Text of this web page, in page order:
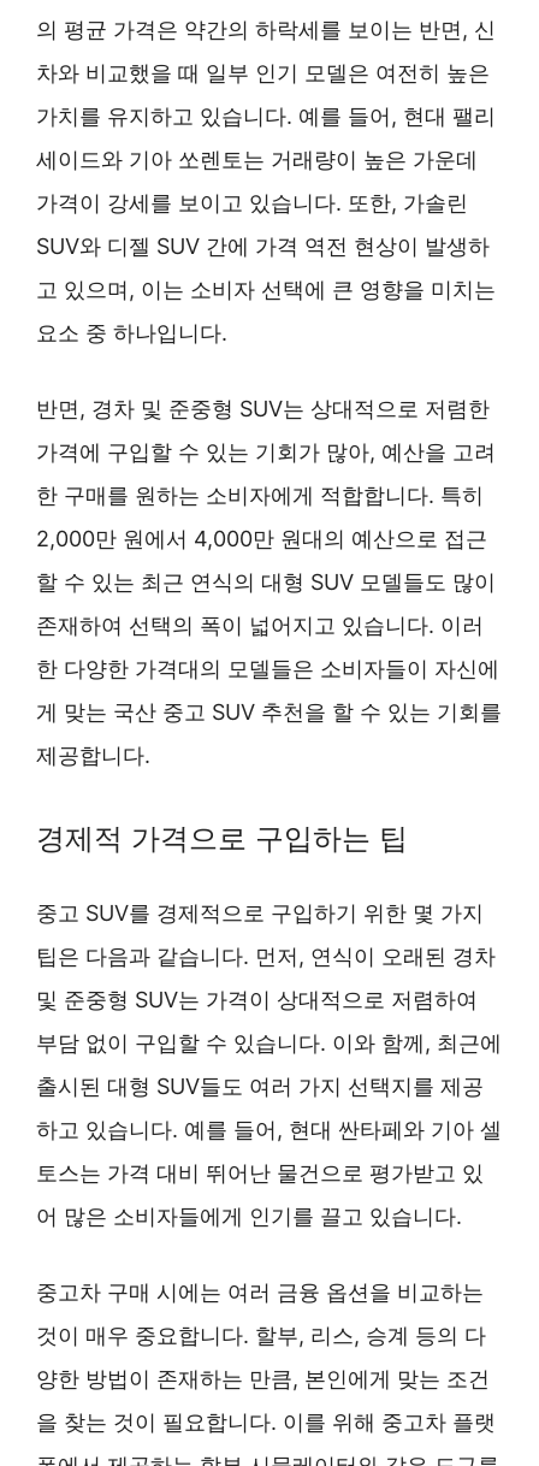
의 평균 가격은 약간의 하락세를 보이는 반면, 신
차와 비교했을 때 일부 인기 모델은 여전히 높은
가치를 유지하고 있습니다. 예를 들어, 현대 팰리
세이드와 기아 쏘렌토는 거래량이 높은 가운데
가격이 강세를 보이고 있습니다. 또한, 가솔린
SUV와 디젤 SUV 간에 가격 역전 현상이 발생하
고 있으며, 이는 소비자 선택에 큰 영향을 미치는
요소 중 하나입니다.
반면, 경차 및 준중형 SUV는 상대적으로 저렴한
가격에 구입할 수 있는 기회가 많아, 예산을 고려
한 구매를 원하는 소비자에게 적합합니다. 특히
2,000만 원에서 4,000만 원대의 예산으로 접근
할 수 있는 최근 연식의 대형 SUV 모델들도 많이
존재하여 선택의 폭이 넓어지고 있습니다. 이러
한 다양한 가격대의 모델들은 소비자들이 자신에
게 맞는 국산 중고 SUV 추천을 할 수 있는 기회를
제공합니다.
경제적 가격으로 구입하는 팁
중고 SUV를 경제적으로 구입하기 위한 몇 가지
팁은 다음과 같습니다. 먼저, 연식이 오래된 경차
및 준중형 SUV는 가격이 상대적으로 저렴하여
부담 없이 구입할 수 있습니다. 이와 함께, 최근에
출시된 대형 SUV들도 여러 가지 선택지를 제공
하고 있습니다. 예를 들어, 현대 싼타페와 기아 셀
토스는 가격 대비 뛰어난 물건으로 평가받고 있
어 많은 소비자들에게 인기를 끌고 있습니다.
중고차 구매 시에는 여러 금융 옵션을 비교하는
것이 매우 중요합니다. 할부, 리스, 승계 등의 다
양한 방법이 존재하는 만큼, 본인에게 맞는 조건
을 찾는 것이 필요합니다. 이를 위해 중고차 플랫